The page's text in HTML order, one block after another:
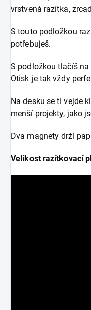
vrstvená razítka,
S touto podložkou
potřebuješ.
S podložkou tlačíš
Otisk je tak vždy
Na desku se ti vejde
menší projekty, jako
Dva magnety drží
Velikost razítkovací